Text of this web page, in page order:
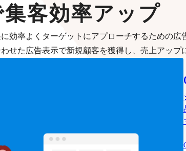
客効率アップ
効率よくターゲットにアプローチするための広
せた広告表示で新規顧客を獲得し、売上アップ